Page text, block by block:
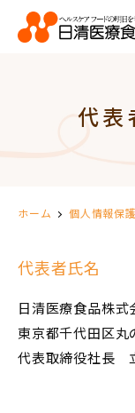
代表
ホーム 個人情報保
代表者氏名
日清医療食品株式
東京都千代田区丸
代表取締役社長